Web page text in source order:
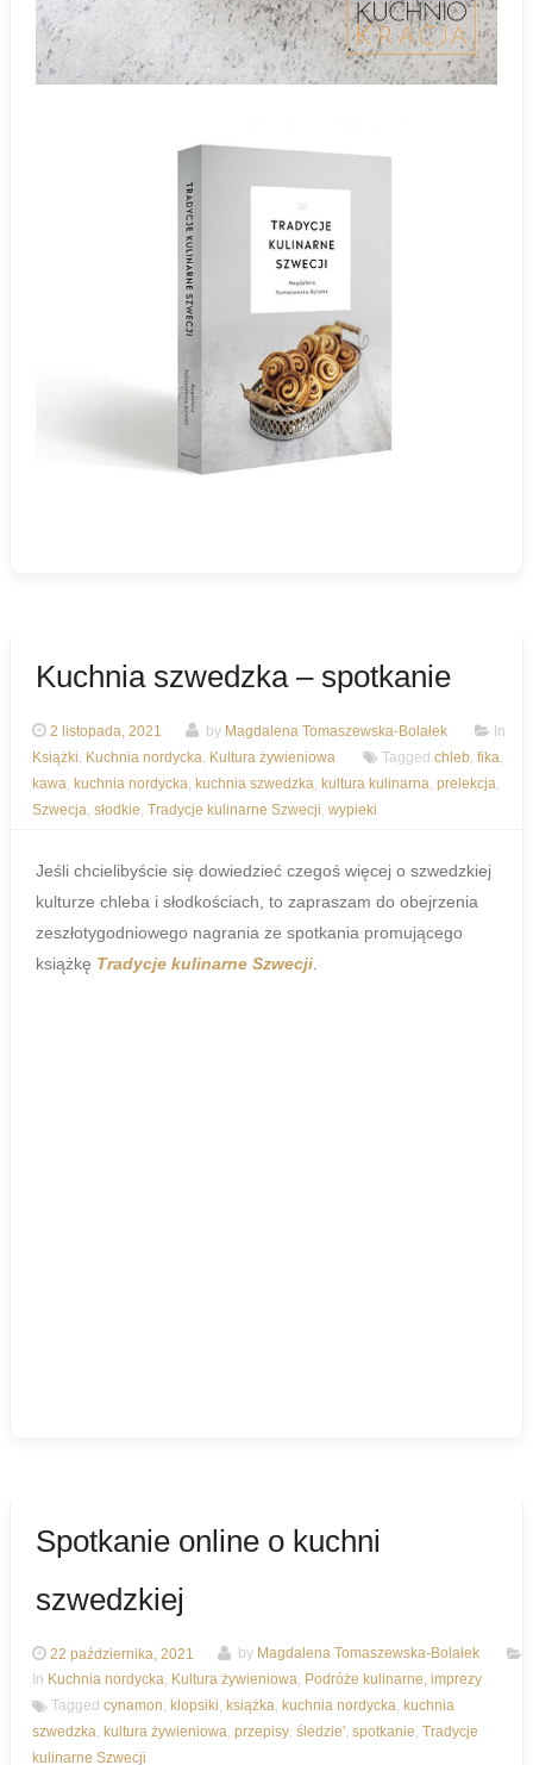
Kuchnia szwedzka – spotkanie
2 listopada, 2021 by Magdalena Tomaszewska-Bolałek
In
Książki, Kuchnia nordycka, Kultura żywieniowa Tagged chleb, fika,
kawa, kuchnia nordycka, kuchnia szwedzka, kultura kulinarna, prelekcja,
Szwecja, słodkie, Tradycje kulinarne Szwecji, wypieki
Jeśli chcielibyście się dowiedzieć czegoś więcej o szwedzkiej
kulturze chleba i słodkościach, to zapraszam do obejrzenia
zeszłotygodniowego nagrania ze spotkania promującego
książkę Tradycje kulinarne Szwecji
Spotkanie online o kuchni
szwedzkiej
22 października, 2021 by Magdalena Tomaszewska-Bolałek
In Kuchnia nordycka, Kultura żywieniowa, Podróże kulinarne, imprezy
Tagged cynamon, klopsiki, książka, kuchnia nordycka, kuchnia
szwedzka, kultura żywieniowa, przepisy, śledzie', spotkanie, Tradycje
kulinarne Szwecji